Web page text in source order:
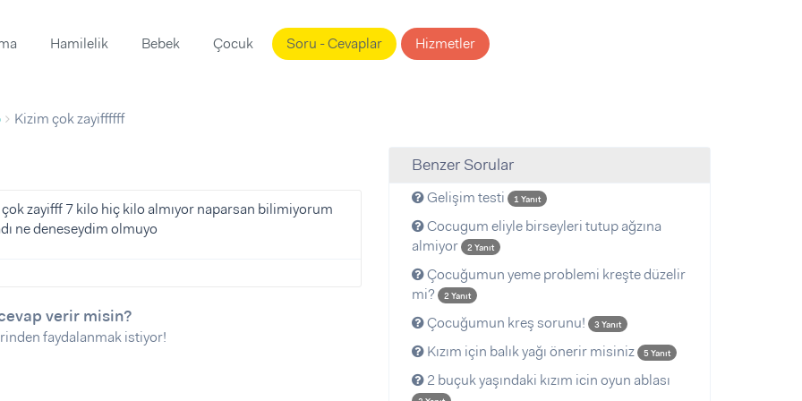
Hamilelik Bebek Çocuk Soru - Cevaplar Hizmetler
Kizim çok zayiffffff
zayifff 7 kilo hiç kilo almıyor naparsan bilimiyorum
ne deneseydim olmuyo
verir misin?
faydalanmak istiyor!
Benzer Sorular
Gelişim testi 1 Yanıt
Cocugum eliyle birseyleri tutup ağzına
almiyor
2 Yanıt
Çocuğumun yeme problemi kreşte düzelir
mi?
2 Yanıt
Çocuğumun kreş sorunu! 3 Yanıt
Kızım için balık yağı önerir misiniz 5 Yanıt
2 buçuk yaşındaki kızım icin oyun ablası